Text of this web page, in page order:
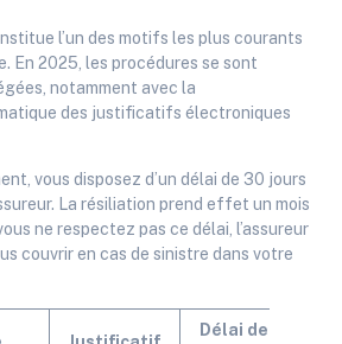
l’un des motifs les plus courants
En 2025, les procédures se sont
notamment avec la
des justificatifs électroniques
vous disposez d’un délai de 30 jours
La résiliation prend effet un mois
ne respectez pas ce délai, l’assureur
couvrir en cas de sinistre dans votre
Délai de